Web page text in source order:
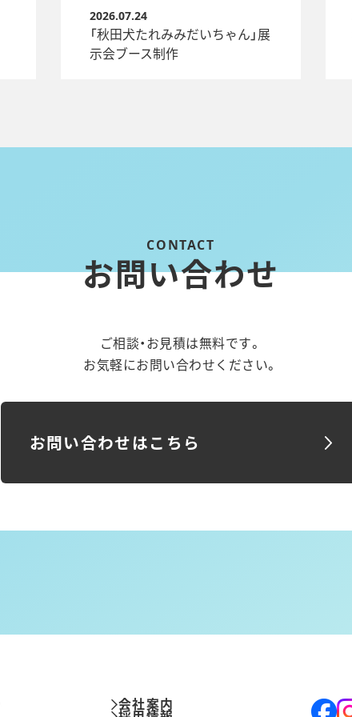
「秋田犬たれみみだいちゃん」展
示会ブース制作
2026.07.24
お問い合わせ
ご相談・お見積は無料です。
お気軽にお問い合わせください。
お問い合わせはこちら
会社案内